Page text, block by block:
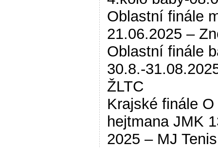
Oblastní finále
21.06.2025 –
Oblastní finále
30.8.-
ŽLTC
Krajské finále O
hejtmana JMK
2025 – MJ